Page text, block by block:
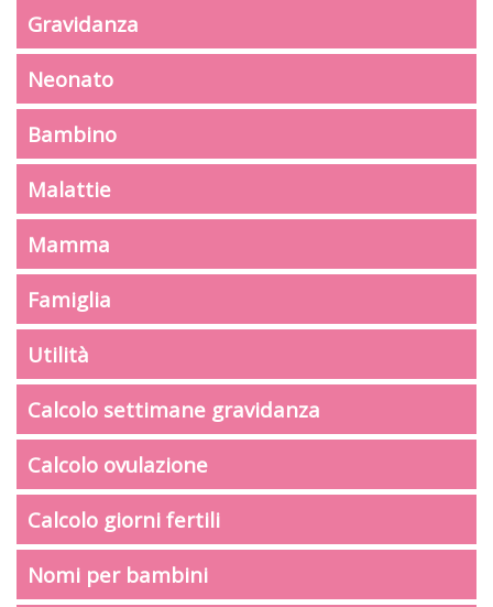
Gravidanza
Neonato
Bambino
Malattie
Mamma
Famiglia
Utilità
Calcolo settimane gravidanza
Calcolo ovulazione
Calcolo giorni fertili
Nomi per bambini